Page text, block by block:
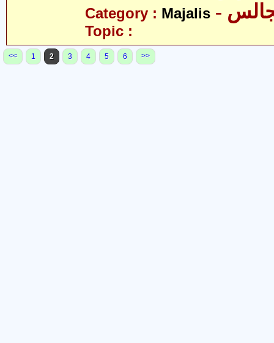
Category : Majalis
Topic :
<< 1 2 3 4 5 6 >>